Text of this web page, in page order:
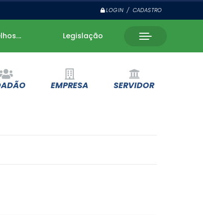
LOGIN / CADASTRO
Legislação
EMPRESA SERVIDOR